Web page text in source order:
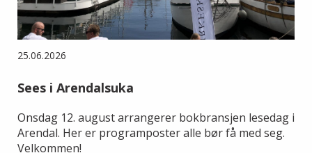
25.06.2026
Sees i Arendalsuka
Onsdag 12. august arrangerer bokbransjen lesedag i
Arendal. Her er programposter alle bør få med seg.
Velkommen!